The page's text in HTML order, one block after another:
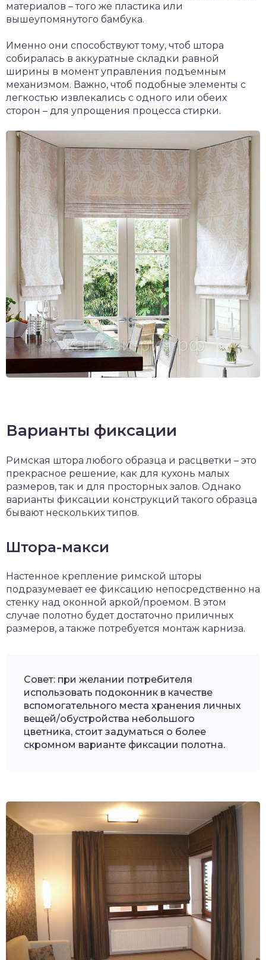
материалов – того же пластика или
вышеупомянутого бамбука.
Именно они способствуют тому, чтоб штора
собиралась в аккуратные складки равной
ширины в момент управления подъемным
механизмом. Важно, чтоб подобные элементы с
легкостью извлекались с одного или обеих
сторон – для упрощения процесса стирки.
Варианты фиксации
Римская штора любого образца и расцветки – это
прекрасное решение, как для кухонь малых
размеров, так и для просторных залов. Однако
варианты фиксации конструкций такого образца
бывают нескольких типов.
Штора-макси
Настенное крепление римской шторы
подразумевает ее фиксацию непосредственно на
стенку над оконной аркой/проемом. В этом
случае полотно будет достаточно приличных
размеров, а также потребуется монтаж карниза.
Совет: при желании потребителя
использовать подоконник в качестве
вспомогательного места хранения личных
вещей/обустройства небольшого
цветника, стоит задуматься о более
скромном варианте фиксации полотна.